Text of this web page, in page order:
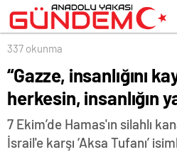
337 okunma
“Gazze, insanlığını
herkesin, insanlığın
7 Ekim’de Hamas'ın silahlı
İsrail'e karşı ‘Aksa Tufanı’